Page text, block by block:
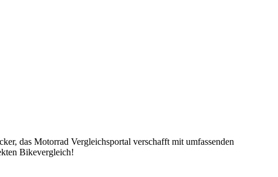
das Motorrad Vergleichsportal verschafft mit umfassenden
Bikevergleich!